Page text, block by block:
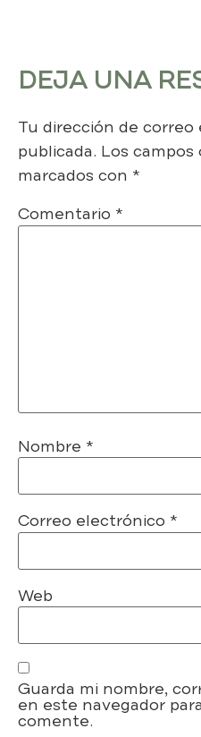
DEJA UNA
Tu dirección de
publicada. Los
marcados con *
Comentario *
Nombre *
Correo electrónico *
Web
Guarda mi nombre,
en este navegador
comente.